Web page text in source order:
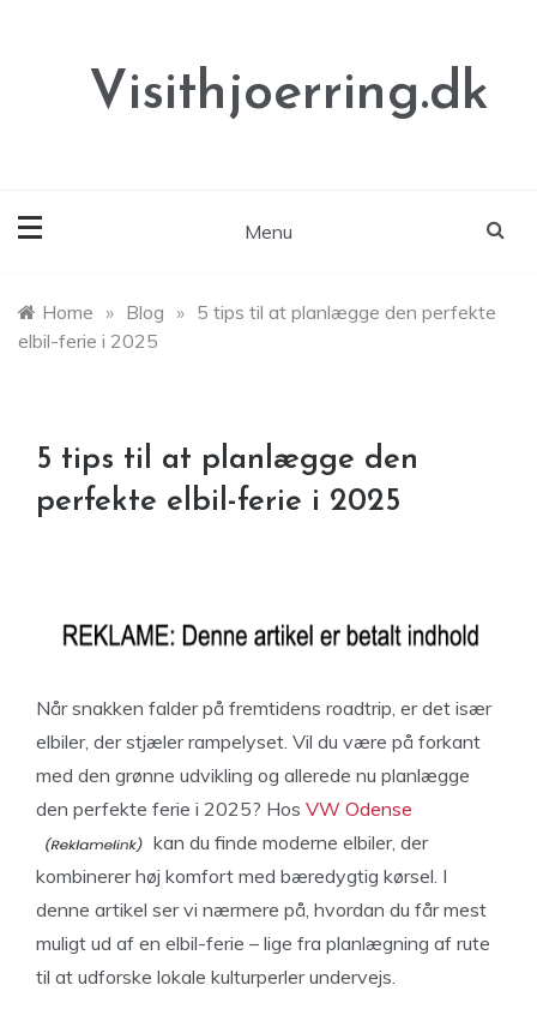
Visithjoerring.dk
Menu
Home » Blog » 5 tips til at planlægge den perfekte
elbil-ferie i 2025
5 tips til at planlægge den
perfekte elbil-ferie i 2025
Når snakken falder på fremtidens roadtrip, er det især
elbiler, der stjæler rampelyset. Vil du være på forkant
med den grønne udvikling og allerede nu planlægge
den perfekte ferie i 2025? Hos VW Odense
kan du finde moderne elbiler, der
kombinerer høj komfort med bæredygtig kørsel. I
denne artikel ser vi nærmere på, hvordan du får mest
muligt ud af en elbil-ferie – lige fra planlægning af rute
til at udforske lokale kulturperler undervejs.